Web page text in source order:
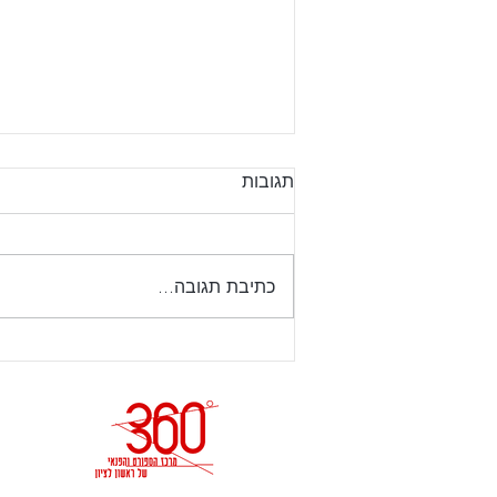
עדכון שעות פתיחה ט באב
מנויים יקרים, יום רביעי 22.7.26
תשעה באב הקאנטרי יהיה סגור .
תגובות
כתיבת תגובה...